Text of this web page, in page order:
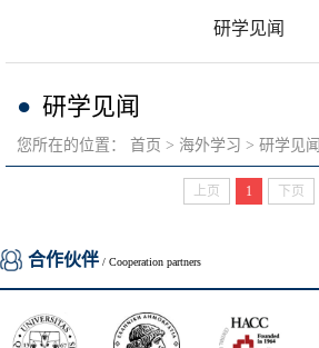
研学见闻
研学见闻
您所在的位置： 首页 海外学习 研学见闻
上页 1 下页
合作伙伴 / Cooperation partners